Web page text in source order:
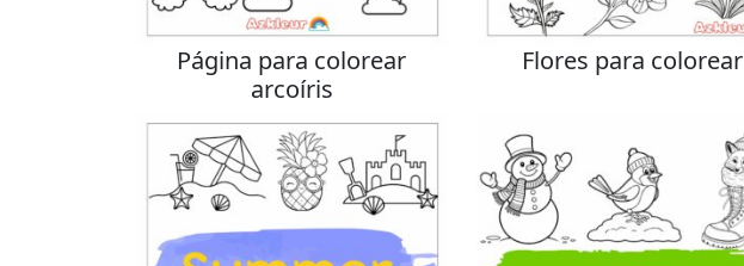
Página para colorear
arcoíris
Flores para colorear